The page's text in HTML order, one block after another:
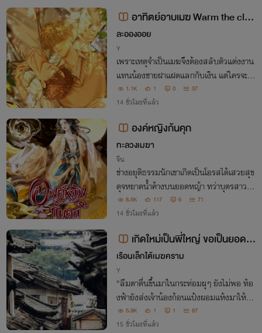
อาทิตย์อาบเมฆ Warm the clou
ds
ละอองออย
Y
เพราะเหตุจำเป็นเมฆจึงต้องสลับตัวแต่งงาน
แทนน้องชายฝาแฝดแลกกับเงิน แต่ใครจะคิด
ว่าชิวิตจะแปรเปลี่ยนได้ในชั่วข้ามคืน เพราะส
ามีของเขาหนีคืนเข้าหอไปหาคนรักเก่าและก
1.1K 1 0 37
14 ชั่วโมงที่แล้ว
องค์หญิงก้นคุก
ทะลวงเมฆา
จีน
ช่างอยุติธรรมนักเขาเกิดเป็นโอรสได้เสวยสุข
ดุจหยาดน้ำค้างบนยอดหญ้า ทว่าบุตรสาวเช่
นข้ากลับถูกทิ้งขว้างให้มอดม้วยในคุกลับใต้
บัลลังก์
8.5K 117 6 71
14 ชั่วโมงที่แล้ว
เกิดใหม่เป็นพี่ใหญ่ ขอเป็นยอดเช
ฟเลี้ยงน้องในยุคโบราณ
เรือนเล็กใต้เมฆคราม
Y
"ลืมตาตื่นขึ้นมาในกระท่อมผุๆ ยังไม่พอ ท้อ
งฟ้ายังส่งเจ้าน้องก้อนแป้งผอมแห้งมาให้เขา
เลี้ยงถึงสองคน! เอาเถอะ ในเมื่ออดีตเชฟอา
หารเช้าอย่างเขาแกร่งพอ... พี่ใหญ่คนนี้จะเลี้
5.9K 1 1 87
15 ชั่วโมงที่แล้ว